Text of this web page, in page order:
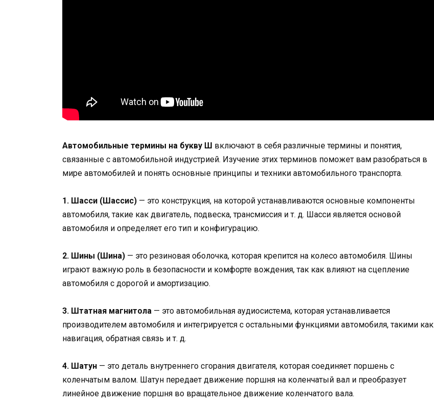
Автомобильные термины на букву Ш включают в себя различные термины и понятия,
связанные с автомобильной индустрией. Изучение этих терминов поможет вам разобраться в
мире автомобилей и понять основные принципы и техники автомобильного транспорта.
1. Шасси (Шассис) — это конструкция, на которой устанавливаются основные компоненты
автомобиля, такие как двигатель, подвеска, трансмиссия и т. д. Шасси является основой
автомобиля и определяет его тип и конфигурацию.
2. Шины (Шина) — это резиновая оболочка, которая крепится на колесо автомобиля. Шины
играют важную роль в безопасности и комфорте вождения, так как влияют на сцепление
автомобиля с дорогой и амортизацию.
3. Штатная магнитола — это автомобильная аудиосистема, которая устанавливается
производителем автомобиля и интегрируется с остальными функциями автомобиля, такими как
навигация, обратная связь и т. д.
4. Шатун — это деталь внутреннего сгорания двигателя, которая соединяет поршень с
коленчатым валом. Шатун передает движение поршня на коленчатый вал и преобразует
линейное движение поршня во вращательное движение коленчатого вала.